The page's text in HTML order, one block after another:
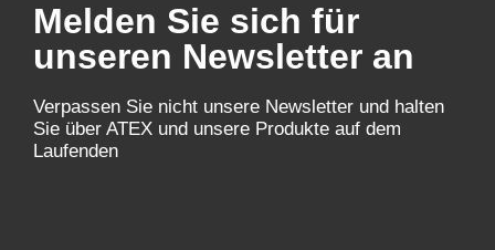
Melden Sie sich für
unseren Newsletter an
Verpassen Sie nicht unsere Newsletter und halten
Sie über ATEX und unsere Produkte auf dem
Laufenden